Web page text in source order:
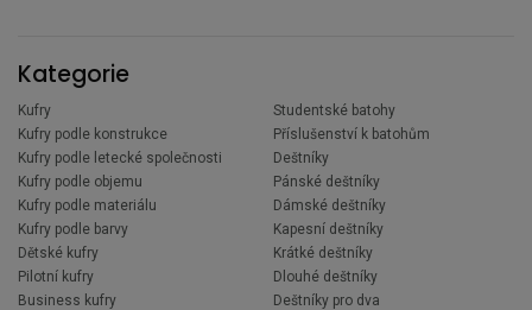
Kategorie
Kufry
Kufry podle konstrukce
Kufry podle letecké společnosti
Kufry podle objemu
Kufry podle materiálu
Kufry podle barvy
Dětské kufry
Pilotní kufry
Business kufry
Studentské batohy
Příslušenství k batohům
Deštníky
Pánské deštníky
Dámské deštníky
Kapesní deštníky
Krátké deštníky
Dlouhé deštníky
Deštníky pro dva